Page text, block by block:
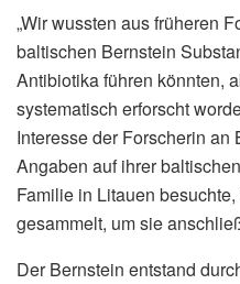
„Wir wussten aus früheren
baltischen Bernstein
Antibiotika führen könnten,
systematisch erforscht
Interesse der Forscherin
Angaben auf ihrer
Familie in Litauen
gesammelt, um sie
Der Bernstein entstand